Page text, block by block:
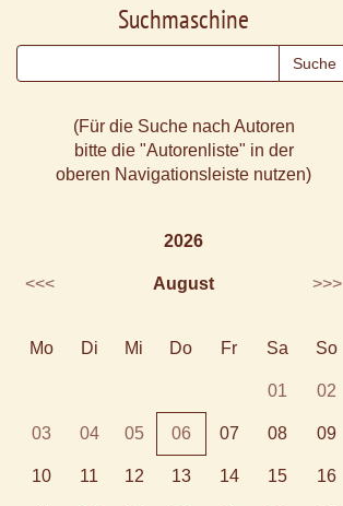
Suchmaschine
(Für die Suche nach Autoren
bitte die "Autorenliste" in der
oberen Navigationsleiste nutzen)
2026
<<< August >>>
Mo Di Mi Do Fr Sa So
01 02
03 04 05 06 07 08 09
10 11 12 13 14 15 16